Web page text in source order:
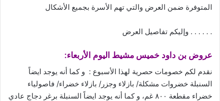
المتوفرة ضمن العرض والتي تهم الأسرة بجميع الأشكال
. . . . . . وإليكم تفاصيل العرض
عروض بن داود خميس مشيط اليوم الأربعاء:
نقدم لكم خصومات حصرية لهذا الأسبوع : و كما أنه يوجد ايضاً
السنبلة خضروات مشكلة/ بازلاء وجزر/ بازلاء خضراء/ فاصولياء
خضراء مقطعة ٨٠٠ غم، و كما أنه يوجد ايضاً السنبلة برغر دجاج عادي